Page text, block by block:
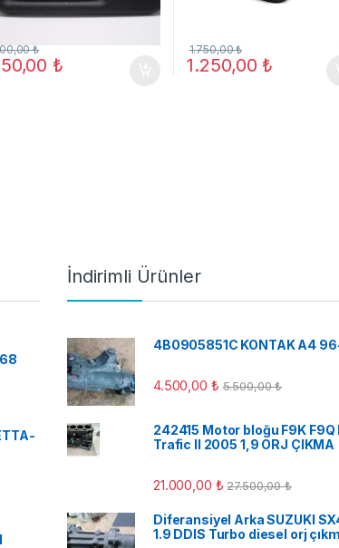
₺
₺
1.250,00 ₺
1.750,00₺
İndirimli Ürünler
4B0905851C KONTAK A4
4.500,00 ₺ 5.500,00₺
242415 Motor bloğu F9K
Trafic II 2005 1,9 ORJ ÇIKMA
21.000,00 ₺ 27.500,00₺
Diferansiyel Arka SUZUKI
1.9 DDIS Turbo diesel orj